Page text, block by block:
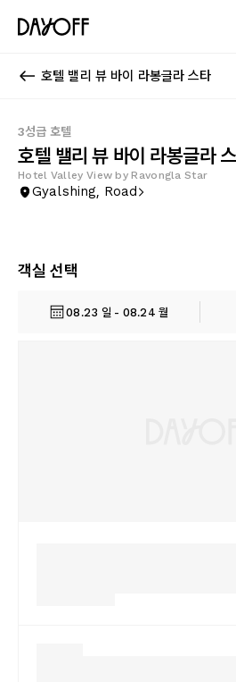
호텔 밸리 뷰 바이 라봉글라 스타
3성급 호텔
호텔 밸리 뷰 바이 라봉글라
Hotel Valley View by Ravongla Star
Gyalshing, Road
객실 선택
08.23 일 - 08.24 월